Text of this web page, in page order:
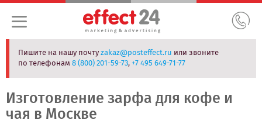
Пишите на нашу почтуzakaz@posteffect.ru или звоните
по телефонам8 (800) 201-59-73,+7 495 649-71-77
Изготовление зарфа для кофе и
чая в Москве